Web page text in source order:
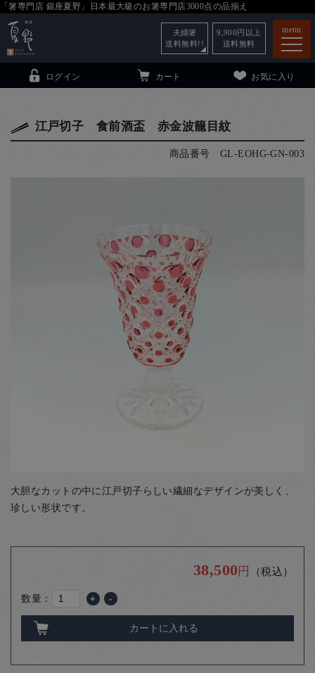
「箸専門店 銀座夏野」日本最大級のお箸専門店3000点の品揃え
menu
について
法人・飲食店のお客様
ログイン カート お気に入り
夫婦箸
送料無料!!
9,900 円以上
送料無料
江戸切子 食前酒盃 赤金波籠目紋
商品番号 GL-EOHG-GN-003
大胆なカットの中に江戸切子らしい繊細なデザインが美しく、
珍しい形状です。
38,500 円 （税込）
数量： + -
カートに入れる